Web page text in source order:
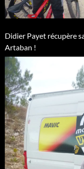
Didier Payet récupère
Artaban !